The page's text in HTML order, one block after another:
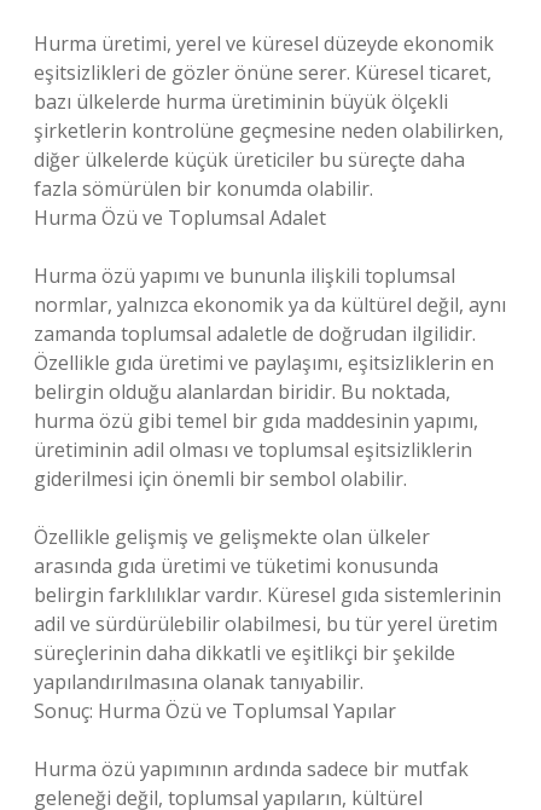
Hurma üretimi, yerel ve küresel düzeyde ekonomik
eşitsizlikleri de gözler önüne serer. Küresel ticaret,
bazı ülkelerde hurma üretiminin büyük ölçekli
şirketlerin kontrolüne geçmesine neden olabilirken,
diğer ülkelerde küçük üreticiler bu süreçte daha
fazla sömürülen bir konumda olabilir.
Hurma Özü ve Toplumsal Adalet
Hurma özü yapımı ve bununla ilişkili toplumsal
normlar, yalnızca ekonomik ya da kültürel değil, aynı
zamanda toplumsal adaletle de doğrudan ilgilidir.
Özellikle gıda üretimi ve paylaşımı, eşitsizliklerin en
belirgin olduğu alanlardan biridir. Bu noktada,
hurma özü gibi temel bir gıda maddesinin yapımı,
üretiminin adil olması ve toplumsal eşitsizliklerin
giderilmesi için önemli bir sembol olabilir.
Özellikle gelişmiş ve gelişmekte olan ülkeler
arasında gıda üretimi ve tüketimi konusunda
belirgin farklılıklar vardır. Küresel gıda sistemlerinin
adil ve sürdürülebilir olabilmesi, bu tür yerel üretim
süreçlerinin daha dikkatli ve eşitlikçi bir şekilde
yapılandırılmasına olanak tanıyabilir.
Sonuç: Hurma Özü ve Toplumsal Yapılar
Hurma özü yapımının ardında sadece bir mutfak
geleneği değil, toplumsal yapıların, kültürel